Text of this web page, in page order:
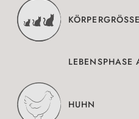
LEBENSPHASE
HUHN